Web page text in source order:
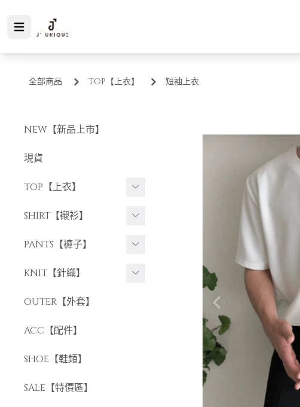
全部商品 TOP【上衣】 短袖上衣
NEW【新品上市】
現貨
TOP【上衣】
短袖上衣
長袖上衣
SHIRT【襯衫】
短袖襯衫
長袖襯衫
PANTS【褲子】
長褲
短褲
KNIT【針織】
短袖針織
長袖針織
OUTER【外套】
ACC【配件】
SHOE【鞋類】
SALE【特價區】